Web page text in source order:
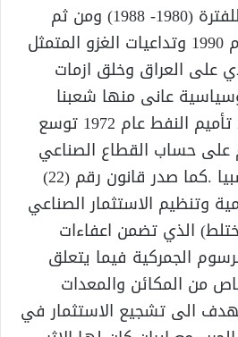
اندلاع الحرب مع ايران للفترة (1980- 1988) ومن ثم
قيامه بغزو الكويت عام 1990 وتداعيات الغزو المتمثل
على العراق وخلق ازمات
عانى منها شعبنا
الكثير. ويلاحظ أنه بعد تأميم النفط عام 1972 توسع
على حساب القطاع الصناعي
الخاص الذي تقلص نسبيا .كما صدر قانون رقم (22)
تنمية وتنظيم الاستثمار الصناعي
الذي تضمن اعفاءات
الجمركية فيما يتعلق
من المكائن والمعدات
يهدف الى تشجيع الاستثمار في